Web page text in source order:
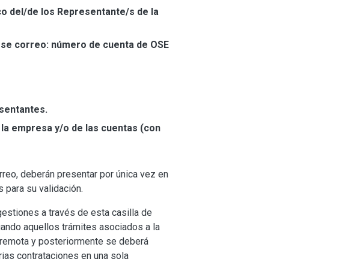
del/de los Representante/s de la
correo: número de cuenta de OSE
empresa y/o de las cuentas (con
deberán presentar por única vez en
su validación.
a través de esta casilla de
aquellos trámites asociados a la
y posteriormente se deberá
contrataciones en una sola